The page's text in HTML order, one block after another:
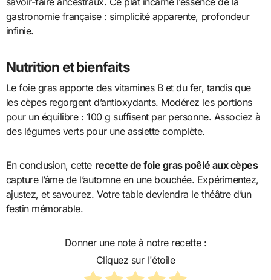
gastronomie française : simplicité apparente, profondeur
infinie.
Nutrition et bienfaits
Le foie gras apporte des vitamines B et du fer, tandis que
les cèpes regorgent d’antioxydants. Modérez les portions
pour un équilibre : 100 g suffisent par personne. Associez à
des légumes verts pour une assiette complète.
En conclusion, cette recette de foie gras poêlé aux cèpes
capture l’âme de l’automne en une bouchée. Expérimentez,
ajustez, et savourez. Votre table deviendra le théâtre d’un
festin mémorable.
Donner une note à notre recette :
Cliquez sur l'étoile